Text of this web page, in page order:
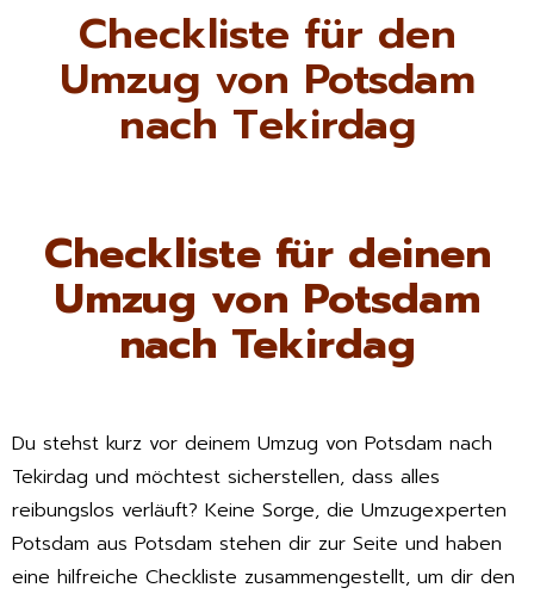
Checkliste für den
Umzug von Potsdam
nach Tekirdag
Checkliste für deinen
Umzug von Potsdam
nach Tekirdag
Du stehst kurz vor deinem Umzug von Potsdam nach
Tekirdag und möchtest sicherstellen, dass alles
reibungslos verläuft? Keine Sorge, die Umzugexperten
Potsdam aus Potsdam stehen dir zur Seite und haben
eine hilfreiche Checkliste zusammengestellt, um dir den